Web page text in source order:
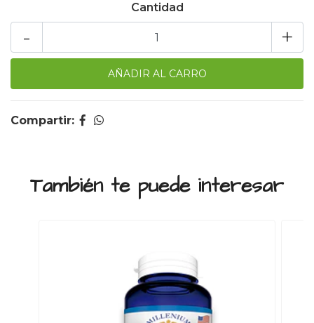
Cantidad
+
-
Compartir:
También te puede interesar